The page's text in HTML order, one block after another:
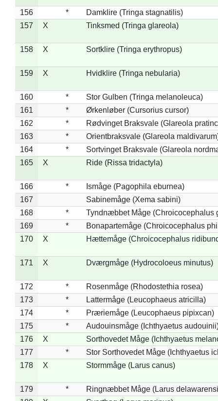
156 *
Damklire (Tringa stagnatilis)
157
X Tinksmed (Tringa glareola)
158 X Sortklire (Tringa erythropus)
159 X Hvidklire (Tringa nebularia)
160 *
Stor Gulben (Tringa melanoleuca)
161
*
Ørkenløber (Cursorius cursor)
162
*
Rødvinget Braksvale (Glareola
163
*
Orientbraksvale (Glareola
164
*
Sortvinget Braksvale (Glareola
165
X Ride (Rissa tridactyla)
166 *
Ismåge (Pagophila eburnea)
167
Sabinemåge (Xema sabini)
168
*
Tyndnæbbet Måge (Chroicocephalus
169
*
Bonapartemåge (Chroicocephalus
170
X Hættemåge (Chroicocephalus
171 X Dværgmåge (Hydrocoloeus minutus)
172 *
Rosenmåge (Rhodostethia rosea)
173
*
Lattermåge (Leucophaeus atricilla)
174
*
Præriemåge (Leucophaeus pipixcan)
175
*
Audouinsmåge (Ichthyaetus
176
X
Sorthovedet Måge (Ichthyaetus
177
*
Stor Sorthovedet Måge (Ichthyaetus
178
X Stormmåge (Larus canus)
179 *
Ringnæbbet Måge (Larus